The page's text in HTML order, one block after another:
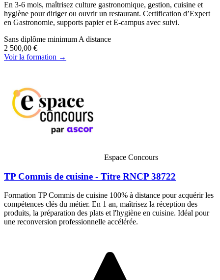
En 3-6 mois, maîtrisez culture gastronomique, gestion, cuisine et
hygiène pour diriger ou ouvrir un restaurant. Certification d’Expert
en Gastronomie, supports papier et E-campus avec suivi.
Sans diplôme minimum A distance
2 500,00 €
Voir la formation →
Espace Concours
TP Commis de cuisine - Titre RNCP 38722
Formation TP Commis de cuisine 100% à distance pour acquérir les
compétences clés du métier. En 1 an, maîtrisez la réception des
produits, la préparation des plats et l'hygiène en cuisine. Idéal pour
une reconversion professionnelle accélérée.